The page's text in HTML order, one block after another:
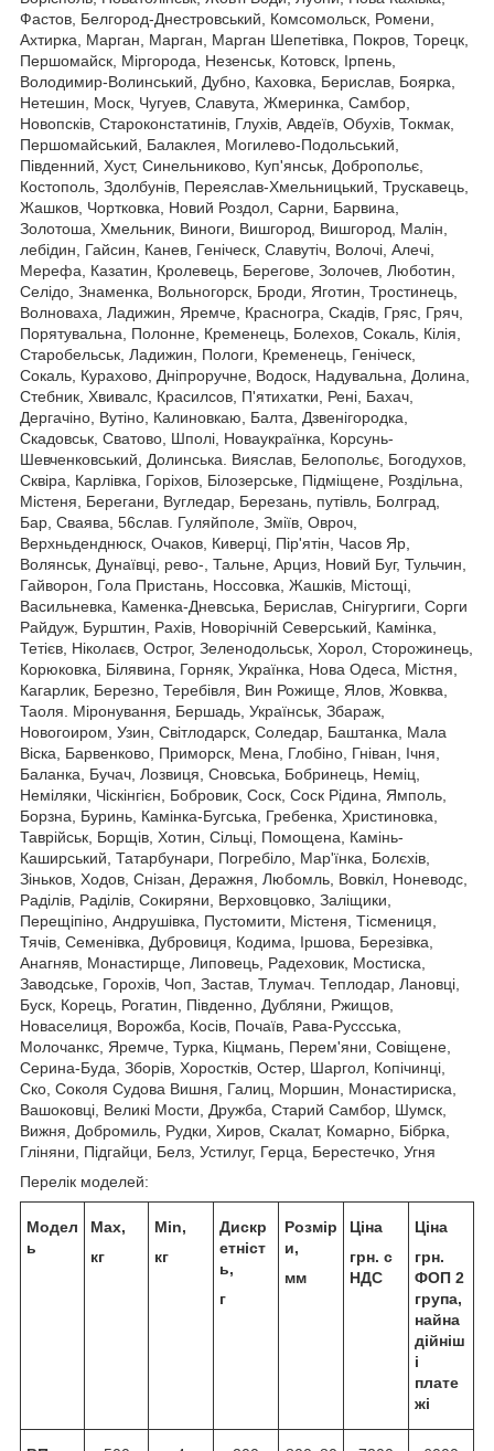
Фастов, Белгород-Днестровський, Комсомольск, Ромени,
Ахтирка, Марган, Марган, Марган Шепетівка, Покров, Торецк,
Першомайск, Міргорода, Незенськ, Котовск, Ірпень,
Володимир-Волинський, Дубно, Каховка, Берислав, Боярка,
Нетешин, Моск, Чугуев, Славута, Жмеринка, Самбор,
Новопсків, Староконстатинів, Глухів, Авдеїв, Обухів, Токмак,
Першомайський, Балаклея, Могилево-Подольський,
Південний, Хуст, Синельниково, Куп'янськ, Добропольє,
Костополь, Здолбунів, Переяслав-Хмельницький, Трускавець,
Жашков, Чортковка, Новий Роздол, Сарни, Барвина,
Золотоша, Хмельник, Виноги, Вишгород, Вишгород, Малін,
лебідин, Гайсин, Канев, Геніческ, Славутіч, Волочі, Алечі,
Мерефа, Казатин, Кролевець, Берегове, Золочев, Люботин,
Селідо, Знаменка, Вольногорск, Броди, Яготин, Тростинець,
Волноваха, Ладижин, Яремче, Красногра, Скадів, Гряс, Гряч,
Порятувальна, Полонне, Кременець, Болехов, Сокаль, Кілія,
Старобельськ, Ладижин, Пологи, Кременець, Геніческ,
Сокаль, Курахово, Дніпроручне, Водоск, Надувальна, Долина,
Стебник, Хвивалс, Красилсов, П'ятихатки, Рені, Бахач,
Дергачіно, Вутіно, Калиновкаю, Балта, Дзвенігородка,
Скадовськ, Сватово, Шполі, Новаукраїнка, Корсунь-
Шевченковський, Долинська. Вияслав, Белопольє, Богодухов,
Сквіра, Карлівка, Горіхов, Білозерське, Підміщене, Роздільна,
Містеня, Берегани, Вугледар, Березань, путівль, Болград,
Бар, Сваява, 56слав. Гуляйполе, Зміїв, Овроч,
Верхньденднюск, Очаков, Киверці, Пір'ятін, Часов Яр,
Волянськ, Дунаївці, рево-, Тальне, Арциз, Новий Буг, Тульчин,
Гайворон, Гола Пристань, Носсовка, Жашків, Містощі,
Васильневка, Каменка-Дневська, Берислав, Снігургиги, Сорги
Райдуж, Бурштин, Рахів, Новорічній Северський, Камінка,
Тетієв, Ніколаєв, Острог, Зеленодольськ, Хорол, Сторожинець,
Корюковка, Білявина, Горняк, Українка, Нова Одеса, Містня,
Кагарлик, Березно, Теребівля, Вин Рожище, Ялов, Жовква,
Таоля. Міронування, Бершадь, Українськ, Збараж,
Новогоиром, Узин, Світлодарск, Соледар, Баштанка, Мала
Віска, Барвенково, Приморск, Мена, Глобіно, Гніван, Ічня,
Баланка, Бучач, Лозвиця, Сновська, Бобринець, Неміц,
Неміляки, Чіскінгієн, Бобровик, Соск, Соск Рідина, Ямполь,
Борзна, Буринь, Камінка-Бугська, Гребенка, Христиновка,
Таврійськ, Борщів, Хотин, Сільці, Помощена, Камінь-
Каширський, Татарбунари, Погребіло, Мар'їнка, Болєхів,
Зіньков, Ходов, Снізан, Деражня, Любомль, Вовкіл, Ноневодс,
Раділів, Раділів, Сокиряни, Верховцовко, Заліщики,
Перещіпіно, Андрушівка, Пустомити, Містеня, Тісмениця,
Тячів, Семенівка, Дубровиця, Кодима, Іршова, Березівка,
Анагняв, Монастирще, Липовець, Радеховик, Мостиска,
Заводське, Горохів, Чоп, Застав, Тлумач. Теплодар, Лановці,
Буск, Корець, Рогатин, Південно, Дубляни, Ржищов,
Новаселиця, Ворожба, Косів, Почаїв, Рава-Руссська,
Молочанкс, Яремче, Турка, Кіцмань, Перем'яни, Совіщене,
Серина-Буда, Зборів, Хоростків, Остер, Шаргол, Копічинці,
Ско, Соколя Судова Вишня, Галиц, Моршин, Монастириска,
Вашоковці, Великі Мости, Дружба, Старий Самбор, Шумск,
Вижня, Добромиль, Рудки, Хиров, Скалат, Комарно, Бібрка,
Гліняни, Підгайци, Белз, Устилуг, Герца, Берестечко, Угня
Перелік моделей:
Модел
ь
Max,
кг
Min,
кг
Дискр
етніст
ь,
г
Розмір
и,
мм
Ціна
грн. с
НДС
Ціна
грн.
ФОП 2
група,
найна
дійніш
і
плате
жі